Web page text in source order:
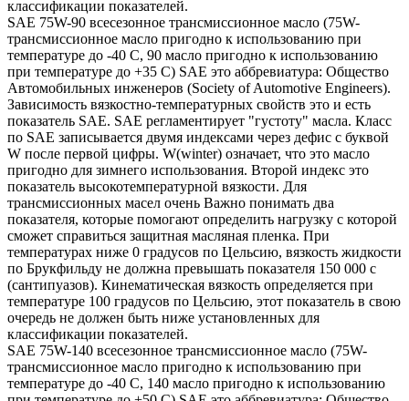
классификации показателей.
SAE 75W-90 всесезонное трансмиссионное масло (75W-
трансмиссионное масло пригодно к использованию при
температуре до -40 С, 90 масло пригодно к использованию
при температуре до +35 С) SAE это аббревиатура: Общество
Автомобильных инженеров (Society of Automotive Engineers).
Зависимость вязкостно-температурных свойств это и есть
показатель SAE. SAE регламентирует "густоту" масла. Класс
по SAE записывается двумя индексами через дефис с буквой
W после первой цифры. W(winter) означает, что это масло
пригодно для зимнего использования. Второй индекс это
показатель высокотемпературной вязкости. Для
трансмиссионных масел очень Важно понимать два
показателя, которые помогают определить нагрузку с которой
сможет справиться защитная масляная пленка. При
температурах ниже 0 градусов по Цельсию, вязкость жидкости
по Брукфильду не должна превышать показателя 150 000 с
(сантипуазов). Кинематическая вязкость определяется при
температуре 100 градусов по Цельсию, этот показатель в свою
очередь не должен быть ниже установленных для
классификации показателей.
SAE 75W-140 всесезонное трансмиссионное масло (75W-
трансмиссионное масло пригодно к использованию при
температуре до -40 С, 140 масло пригодно к использованию